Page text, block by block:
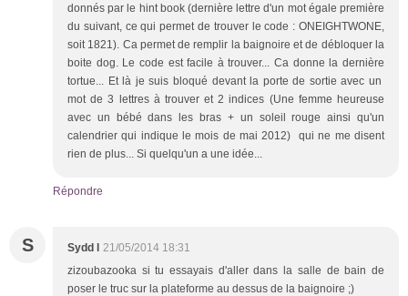
donnés par le hint book (dernière lettre d'un mot égale première
du suivant, ce qui permet de trouver le code : ONEIGHTWONE,
soit 1821). Ca permet de remplir la baignoire et de débloquer la
boite dog. Le code est facile à trouver... Ca donne la dernière
tortue... Et là je suis bloqué devant la porte de sortie avec un
mot de 3 lettres à trouver et 2 indices (Une femme heureuse
avec un bébé dans les bras + un soleil rouge ainsi qu'un
calendrier qui indique le mois de mai 2012) qui ne me disent
rien de plus... Si quelqu'un a une idée...
Répondre
S Sydd l 21/05/2014 18:31
zizoubazooka si tu essayais d'aller dans la salle de bain de
poser le truc sur la plateforme au dessus de la baignoire ;)